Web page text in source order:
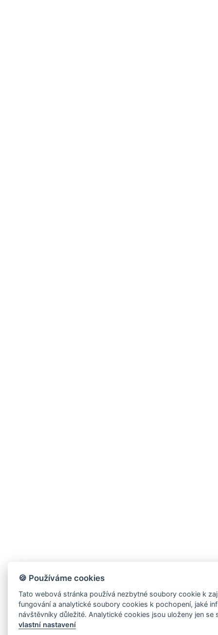
🍪 Používáme cookies
Tato webová stránka používá nezbytné soubory cookie k
fungování a analytické soubory cookies k pochopení, jaké
návštěvníky důležité. Analytické
vlastní nastavení